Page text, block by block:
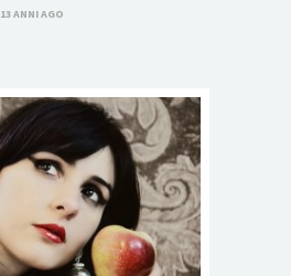
13 ANNI AGO